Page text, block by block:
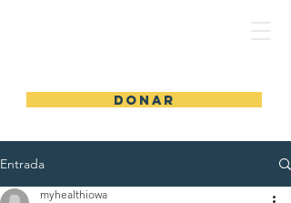
DONAR
Entrada
myhealthiowa